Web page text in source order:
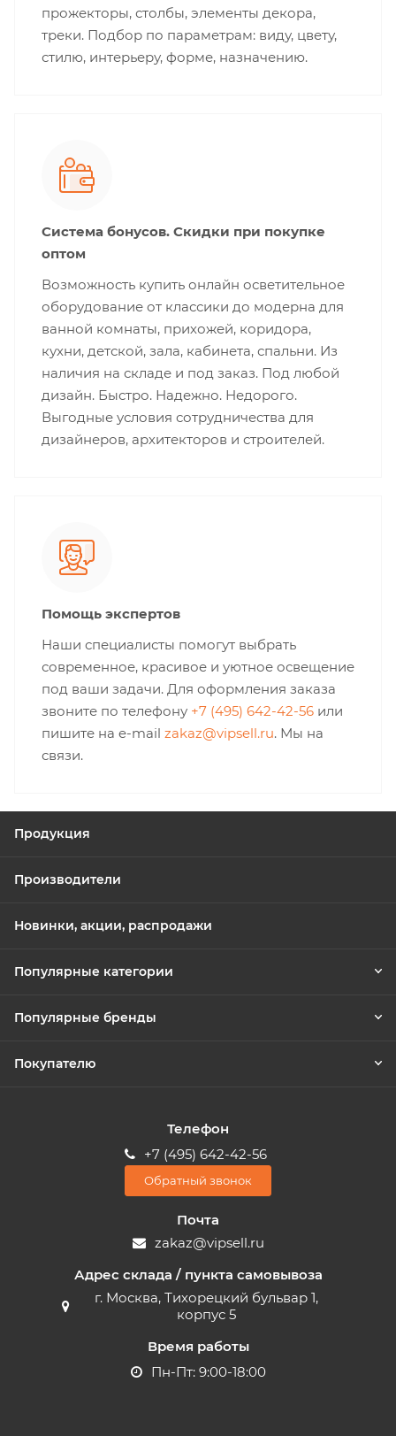
прожекторы, столбы, элементы декора,
треки. Подбор по параметрам: виду, цвету,
стилю, интерьеру, форме, назначению.
Система бонусов. Скидки при покупке
оптом
Возможность купить онлайн осветительное
оборудование от классики до модерна для
ванной комнаты, прихожей, коридора,
кухни, детской, зала, кабинета, спальни. Из
наличия на складе и под заказ. Под любой
дизайн. Быстро. Надежно. Недорого.
Выгодные условия сотрудничества для
дизайнеров, архитекторов и строителей.
Помощь экспертов
Наши специалисты помогут выбрать
современное, красивое и уютное освещение
под ваши задачи. Для оформления заказа
звоните по телефону +7 (495) 642-42-56 или
пишите на e-mail zakaz@vipsell.ru. Мы на
связи.
Продукция
Производители
Новинки, акции, распродажи
Популярные категории
Популярные бренды
Покупателю
Телефон
+7 (495) 642-42-56
Обратный звонок
Почта
zakaz@vipsell.ru
Адрес склада / пункта самовывоза
г. Москва, Тихорецкий бульвар 1,
корпус 5
Время работы
Пн-Пт: 9:00-18:00